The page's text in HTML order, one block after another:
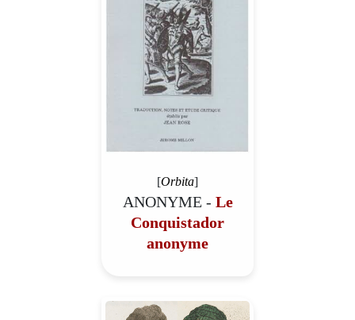
[Orbita]
ANONYME - Le
Conquistador
anonyme